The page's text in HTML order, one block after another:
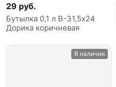
29 руб.
Бутылка 0,1 л В-31,5х24
Дорика коричневая
В наличии